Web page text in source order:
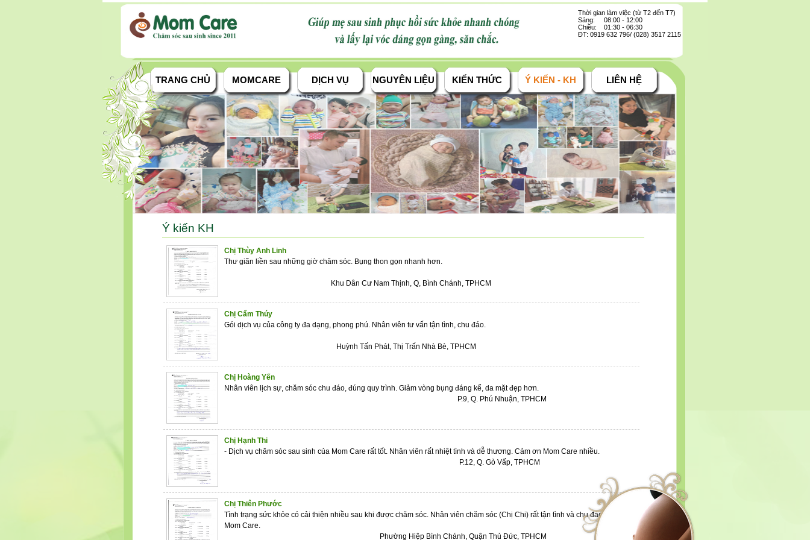
Thời gian làm việc (từ T2 đến T7)
Sáng: 08:00 - 12:00
Chiều: 01:30 - 06:30
ĐT: 0919 632 796/ (028) 3517 2115
TRANG CHỦ MOMCARE DỊCH VỤ NGUYÊN LIỆU KIẾN THỨC Ý KIẾN - KH LIÊN HỆ
Ý kiến KH
Chị Thùy Anh Linh
Thư giãn liền sau những giờ chăm sóc. Bụng thon gọn nhanh hơn.
Khu Dân Cư Nam Thịnh, Q, Bình Chánh, TPHCM
Chị Cẩm Thúy
Gói dịch vụ của công ty đa dạng, phong phú. Nhân viên tư vấn tận tình, chu đáo.
Huỳnh Tấn Phát, Thị Trấn Nhà Bè, TPHCM
Chị Hoàng Yến
Nhân viên lịch sự, chăm sóc chu đáo, đúng quy trình. Giảm vòng bụng đáng kể, da mặt đẹp hơn.
P.9, Q. Phú Nhuận, TPHCM
Chị Hạnh Thi
- Dịch vụ chăm sóc sau sinh của Mom Care rất tốt. Nhân viên rất nhiệt tình và dễ thương. Cảm ơn Mom Care nhiều.
P.12, Q. Gò Vấp, TPHCM
Chị Thiên Phước
Tình trạng sức khỏe có cải thiện nhiều sau khi được chăm sóc. Nhân viên chăm sóc (Chị Chi) rất tận tình và chu đáo. Cảm ơn
Mom Care.
Phường Hiệp Bình Chánh, Quận Thủ Đức, TPHCM